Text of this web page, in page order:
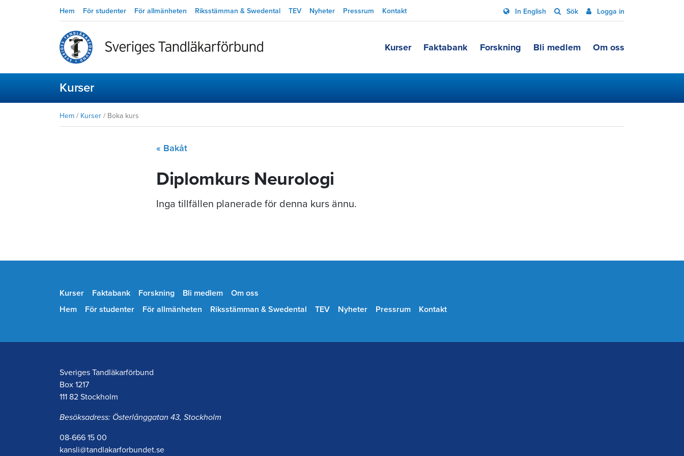
Hem För studenter För allmänheten Riksstämman & Swedental TEV Nyheter Pressrum Kontakt In English Sök Logga in
Kurser Faktabank Forskning Bli medlem Om oss
Kurser
Hem / Kurser / Boka kurs
« Bakåt
Diplomkurs Neurologi
Inga tillfällen planerade för denna kurs ännu.
Kurser Faktabank Forskning Bli medlem
Om oss
Hem
För studenter För allmänheten Riksstämman & Swedental TEV Nyheter Pressrum Kontakt
Sveriges Tandläkarförbund
Box 1217
111 82 Stockholm
Besöksadress: Österlånggatan 43, Stockholm
08-666 15 00
kansli@tandlakarforbundet.se